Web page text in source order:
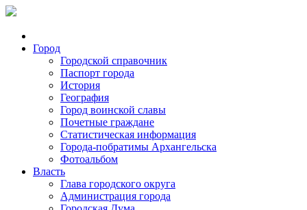
Город
Городской справочник
Паспорт города
История
География
Город воинской славы
Почетные граждане
Статистическая информация
Города-побратимы Архангельска
Фотоальбом
Власть
Глава городского округа
Администрация города